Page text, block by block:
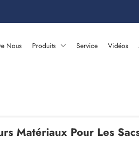
Nous Produits Service Vidéos
Matériaux Pour Les